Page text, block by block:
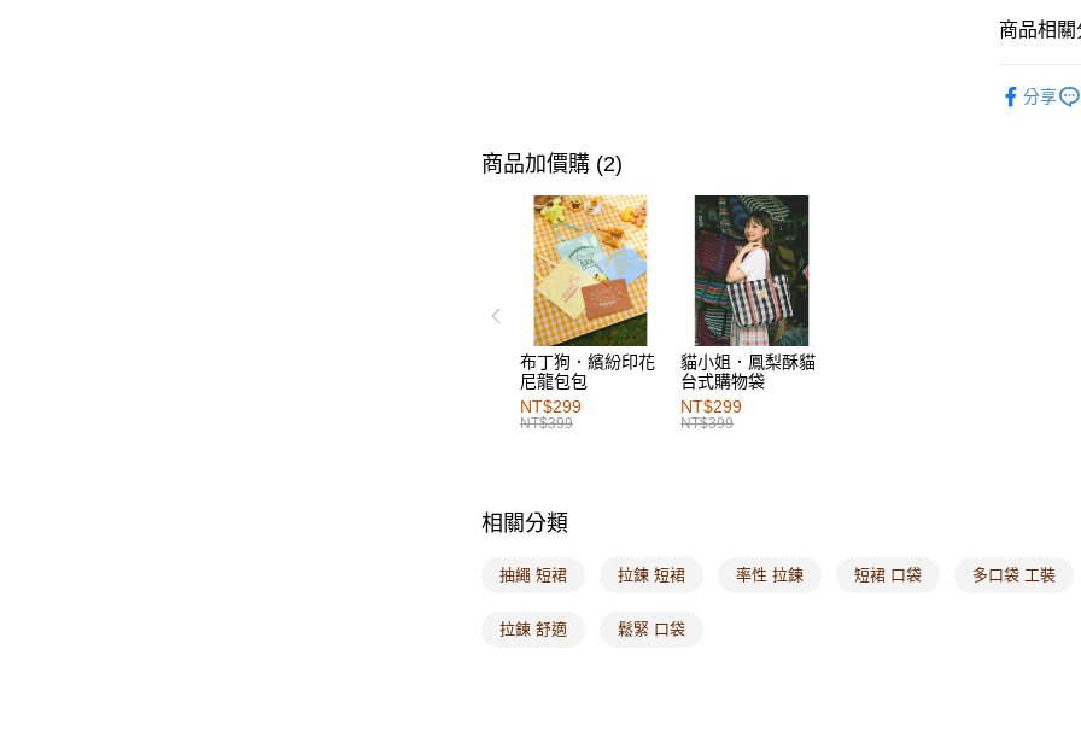
每筆
每筆
海外配送-
商品相關
分享
商品加價購 (2)
布丁狗．繽紛印花
尼龍包包
NT$299
NT$399
貓小姐．鳳梨酥貓
台式購物袋
NT$299
NT$399
相關分類
抽繩 短裙 拉鍊 短裙 率性 拉鍊 短裙 口袋 多口袋 工裝
拉鍊 舒適 鬆緊 口袋